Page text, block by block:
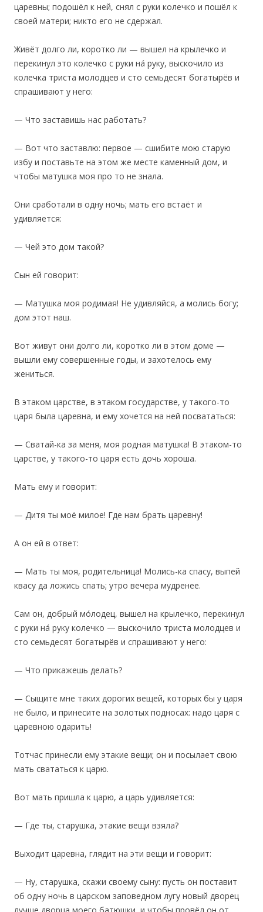
царевны; подошёл к ней, снял с руки колечко и пошёл к
своей матери; никто его не сдержал.
‎Живёт долго ли, коротко ли — вышел на крылечко и
перекинул это колечко с руки на́ руку, выскочило из
колечка триста молодцев и сто семьдесят богатырёв и
спрашивают у него:
— Что заставишь нас работать?
— Вот что заставлю: первое — сшибите мою старую
избу и поставьте на этом же месте каменный дом, и
чтобы матушка моя про то не знала.
Они сработали в одну ночь; мать его встаёт и
удивляется:
— Чей это дом такой?
Сын ей говорит:
— Матушка моя родимая! Не удивляйся, а молись богу;
дом этот наш.
Вот живут они долго ли, коротко ли в этом доме —
вышли ему совершенные годы, и захотелось ему
жениться.
‎В этаком царстве, в этаком государстве, у такого-то
царя была царевна, и ему хочется на ней посвататься:
— Сватай-ка за меня, моя родная матушка! В этаком-то
царстве, у такого-то царя есть дочь хороша.
Мать ему и говорит:
— Дитя ты моё милое! Где нам брать царевну!
А он ей в ответ:
— Мать ты моя, родительница! Молись-ка спасу, выпей
квасу да ложись спать; утро вечера мудренее.
Сам он, добрый мо́лодец, вышел на крылечко, перекинул
с руки на́ руку колечко — выскочило триста молодцев и
сто семьдесят богатырёв и спрашивают у него:
— Что прикажешь делать?
— Сыщите мне таких дорогих вещей, которых бы у царя
не было, и принесите на золотых подносах: надо царя с
царевною одарить!
Тотчас принесли ему этакие вещи; он и посылает свою
мать свататься к царю.
‎Вот мать пришла к царю, а царь удивляется:
— Где ты, старушка, этакие вещи взяла?
Выходит царевна, глядит на эти вещи и говорит:
— Ну, старушка, скажи своему сыну: пусть он поставит
об одну ночь в царском заповедном лугу новый дворец